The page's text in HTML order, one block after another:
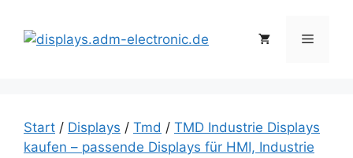
Inhalt
springen
Menü
Start / Displays / Tmd / TMD Industrie Displays
kaufen – passende Displays für HMI, Industrie